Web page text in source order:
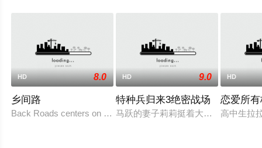
豆瓣电影、电视猫或剧情网等平台了解。
HD 8.0
乡间路
Back Roads centers on a young man stuck in
HD 9.0
特种兵归来3绝密战场
马跃的妻子莉莉挺着大肚子，准备产
HD
恋爱所
高中生拉